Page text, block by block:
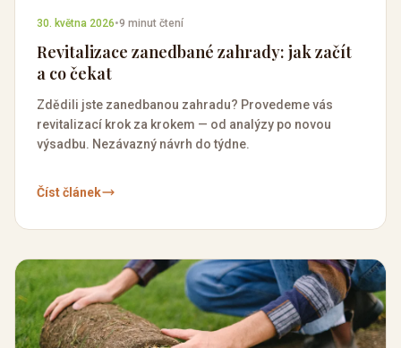
30. května 2026•9 minut čtení
Revitalizace zanedbané zahrady: jak začít
a co čekat
Zdědili jste zanedbanou zahradu? Provedeme vás
revitalizací krok za krokem — od analýzy po novou
výsadbu. Nezávazný návrh do týdne.
Číst článek